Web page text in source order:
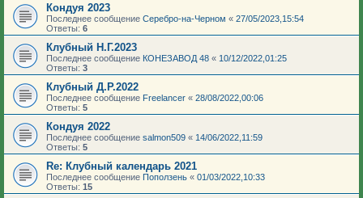
Кондуя 2023
Последнее сообщение Серебро-на-Черном « 27/05/2023,15:54
Ответы: 6
Клубный Н.Г.2023
Последнее сообщение КОНЕЗАВОД 48 « 10/12/2022,01:25
Ответы: 3
Клубный Д.Р.2022
Последнее сообщение Freelancer « 28/08/2022,00:06
Ответы: 5
Кондуя 2022
Последнее сообщение salmon509 « 14/06/2022,11:59
Ответы: 5
Re: Клубный календарь 2021
Последнее сообщение Поползень « 01/03/2022,10:33
Ответы: 15